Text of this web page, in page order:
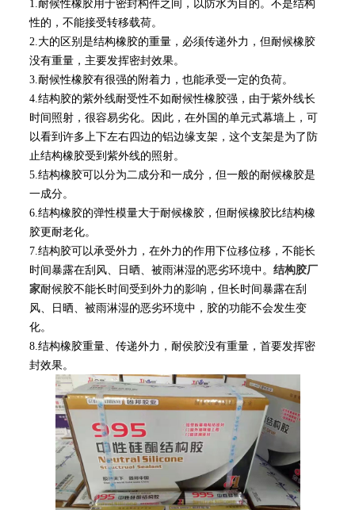
1.耐候性橡胶用于密封构件之间，以防水为目的。不是结构
性的，不能接受转移载荷。
2.大的区别是结构橡胶的重量，必须传递外力，但耐候橡胶
没有重量，主要发挥密封效果。
3.耐候性橡胶有很强的附着力，也能承受一定的负荷。
4.结构胶的紫外线耐受性不如耐候性橡胶强，由于紫外线长
时间照射，很容易劣化。因此，在外国的单元式幕墙上，可
以看到许多上下左右四边的铝边缘支架，这个支架是为了防
止结构橡胶受到紫外线的照射。
5.结构橡胶可以分为二成分和一成分，但一般的耐候橡胶是
一成分。
6.结构橡胶的弹性模量大于耐候橡胶，但耐候橡胶比结构橡
胶更耐老化。
7.结构胶可以承受外力，在外力的作用下位移位移，不能长
时间暴露在刮风、日晒、被雨淋湿的恶劣环境中。结构胶厂
家耐候胶不能长时间受到外力的影响，但长时间暴露在刮
风、日晒、被雨淋湿的恶劣环境中，胶的功能不会发生变
化。
8.结构橡胶重量、传递外力，耐侯胶没有重量，首要发挥密
封效果。